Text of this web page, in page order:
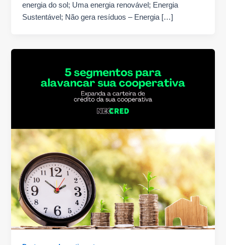
energia do sol; Uma energia renovável; Energia
Sustentável; Não gera resíduos – Energia […]